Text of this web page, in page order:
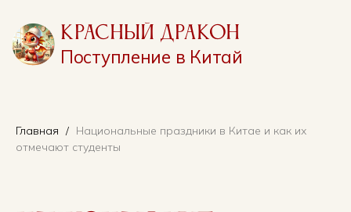
Поступление в Китай
Красный Дракон
Главная
Национальные праздники в Китае и как их
отмечают студенты